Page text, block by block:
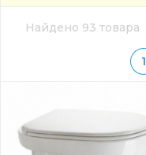
Найдено 93 товара
1